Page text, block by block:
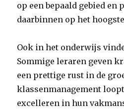
op een bepaald gebied en
daarbinnen op het
Ook in het onderwijs
Sommige leraren geven
een prettige rust in de
klassenmanagement
excelleren in hun